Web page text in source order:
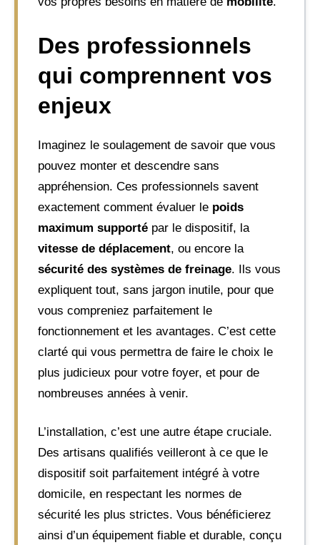
Des professionnels
qui comprennent vos
enjeux
Imaginez le soulagement de savoir que vous
pouvez monter et descendre sans
appréhension. Ces professionnels savent
exactement comment évaluer le poids
maximum supporté par le dispositif, la
vitesse de déplacement, ou encore la
sécurité des systèmes de freinage. Ils vous
expliquent tout, sans jargon inutile, pour que
vous compreniez parfaitement le
fonctionnement et les avantages. C’est cette
clarté qui vous permettra de faire le choix le
plus judicieux pour votre foyer, et pour de
nombreuses années à venir.
L’installation, c’est une autre étape cruciale.
Des artisans qualifiés veilleront à ce que le
dispositif soit parfaitement intégré à votre
domicile, en respectant les normes de
sécurité les plus strictes. Vous bénéficierez
ainsi d’un équipement fiable et durable, conçu